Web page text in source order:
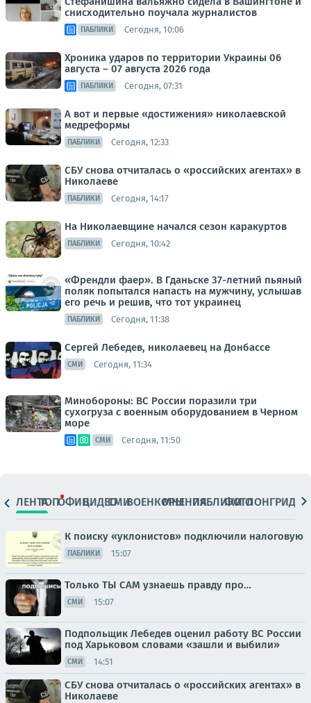
снисходительно поучала журналистов
ПАБЛИКИ Сегодня, 10:06
Хроника ударов по территории Украины 06
августа – 07 августа 2026 года
ПАБЛИКИ Сегодня, 07:31
А вот и первые «достижения» николаевской
медреформы
ПАБЛИКИ Сегодня, 12:33
СБУ снова отчиталась о «российских агентах» в
Николаеве
ПАБЛИКИ Сегодня, 14:17
На Николаевщине начался сезон каракуртов
ПАБЛИКИ Сегодня, 10:42
«Френдли фаер». В Гданьске 37-летний пьяный
поляк попытался напасть на мужчину, услышав
его речь и решив, что тот украинец
ПАБЛИКИ Сегодня, 11:38
Сергей Лебедев, николаевец на Донбассе
СМИ Сегодня, 11:34
Минобороны: ВС России поразили три
сухогруза с военным оборудованием в Черном
море
СМИ Сегодня, 11:50
ЛЕНТАТОПОФИЦ.ВИДЕОСМИВОЕНКОРЫМНЕНИЯПАБЛИКИ
ФОТОЛОНГРИДЫ
К поиску «уклонистов» подключили налоговую
ПАБЛИКИ 15:07
Только ТЫ САМ узнаешь правду про…
СМИ 15:07
Подпольщик Лебедев оценил работу ВС России
под Харьковом словами «зашли и выбили»
СМИ 14:51
СБУ снова отчиталась о «российских агентах» в
Николаеве